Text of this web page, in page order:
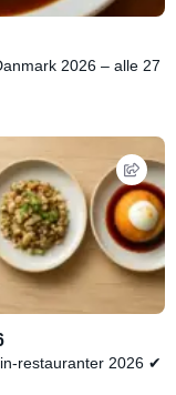
2026 – alle 27
restauranter 2026 ✔